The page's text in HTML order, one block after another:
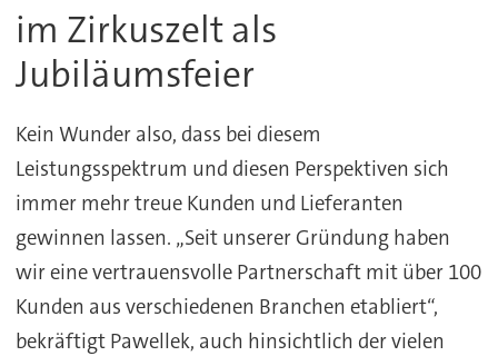
im Zirkuszelt als
Jubiläumsfeier
Kein Wunder also, dass bei diesem
Leistungsspektrum und diesen Perspektiven sich
immer mehr treue Kunden und Lieferanten
gewinnen lassen. „Seit unserer Gründung haben
wir eine vertrauensvolle Partnerschaft mit über 100
Kunden aus verschiedenen Branchen etabliert“,
bekräftigt Pawellek, auch hinsichtlich der vielen